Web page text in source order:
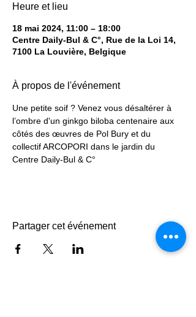
Heure et lieu
18 mai 2024, 11:00 – 18:00
Centre Daily-Bul & C°, Rue de la Loi 14,
7100 La Louvière, Belgique
À propos de l'événement
Une petite soif ? Venez vous désaltérer à
l’ombre d'un ginkgo biloba centenaire aux
côtés des œuvres de Pol Bury et du
collectif ARCOPORI dans le jardin du
Centre Daily-Bul & C°
Partager cet événement